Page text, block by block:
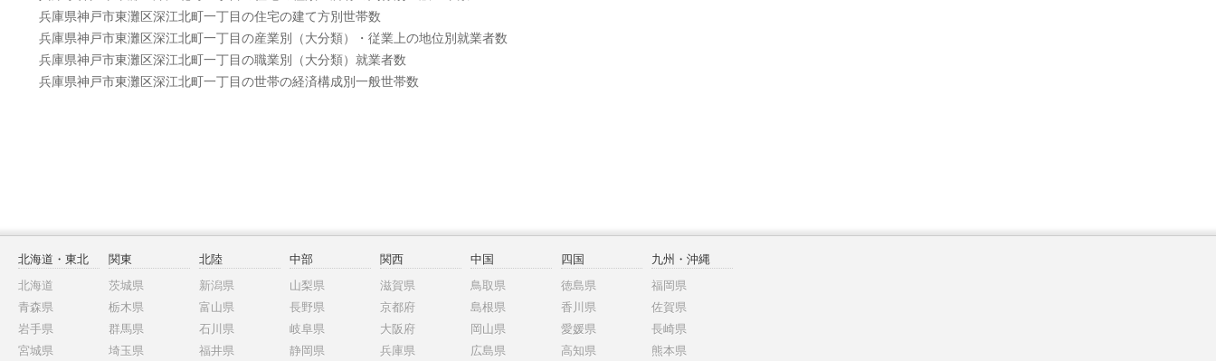
兵庫県神戸市東灘区深江北町一丁目の住宅の建て方別世帯数
兵庫県神戸市東灘区深江北町一丁目の産業別（大分類）・従業上の地位別就業者数
兵庫県神戸市東灘区深江北町一丁目の職業別（大分類）就業者数
兵庫県神戸市東灘区深江北町一丁目の世帯の経済構成別一般世帯数
北海道・東北
北海道
青森県
岩手県
宮城県
関東
茨城県
栃木県
群馬県
埼玉県
北陸
新潟県
富山県
石川県
福井県
中部
山梨県
長野県
岐阜県
静岡県
関西
滋賀県
京都府
大阪府
兵庫県
中国
鳥取県
島根県
岡山県
広島県
四国
徳島県
香川県
愛媛県
高知県
九州・沖縄
福岡県
佐賀県
長崎県
熊本県